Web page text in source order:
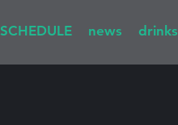
SCHEDULE news drinks